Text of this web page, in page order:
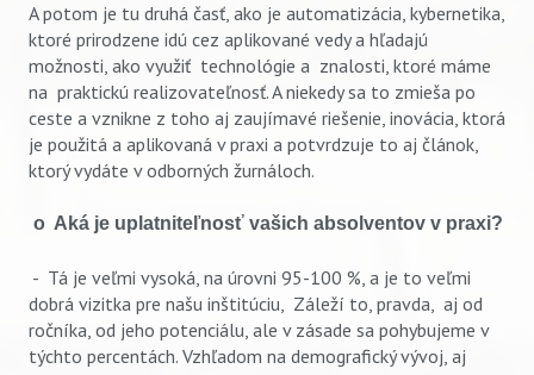
A potom je tu druhá časť, ako je automatizácia, kybernetika,
ktoré prirodzene idú cez aplikované vedy a hľadajú
možnosti, ako využiť technológie a znalosti, ktoré máme
na praktickú realizovateľnosť. A niekedy sa to zmieša po
ceste a vznikne z toho aj zaujímavé riešenie, inovácia, ktorá
je použitá a aplikovaná v praxi a potvrdzuje to aj článok,
ktorý vydáte v odborných žurnáloch.
o Aká je uplatniteľnosť vašich absolventov v praxi?
- Tá je veľmi vysoká, na úrovni 95-100 %, a je to veľmi
dobrá vizitka pre našu inštitúciu, Záleží to, pravda, aj od
ročníka, od jeho potenciálu, ale v zásade sa pohybujeme v
týchto percentách. Vzhľadom na demografický vývoj, aj